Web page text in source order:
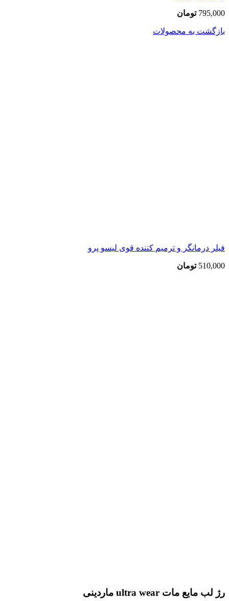
795,000 تومان
بازگشت به محصولات
فیلر درمانگر و ترمیم کننده قوی لیسو پرو
510,000 تومان
رژ لب مایع مات ultra wear ماردینی